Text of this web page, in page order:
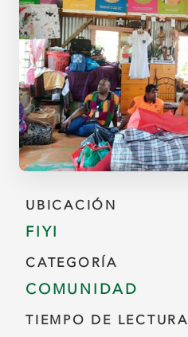
UBICACIÓN
FIYI
CATEGORÍA
COMUNIDAD
TIEMPO DE LECTURA